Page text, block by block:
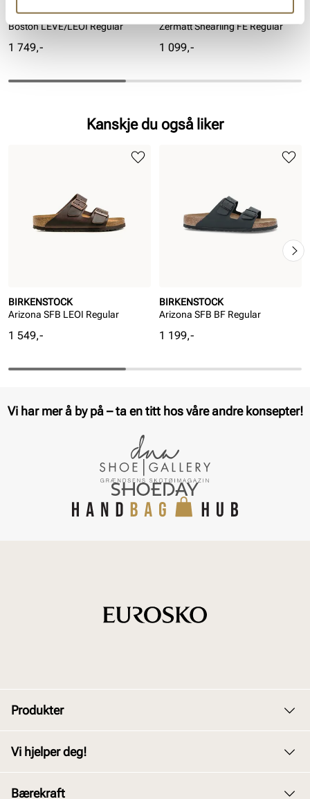
BIRKENSTOCK
Boston LEVE/LEOI Regular
Pris
1 749,-
BIRKENSTOCK
Zermatt Shearling FE Regular
Pris
1 099,-
Kanskje du også liker
BIRKENSTOCK
Arizona SFB LEOI Regular
Pris
1 549,-
BIRKENSTOCK
Arizona SFB BF Regular
Pris
1 199,-
Vi har mer å by på – ta en titt hos våre andre konsepter!
Produkter
Barn
Vi hjelper deg!
Bærekraft